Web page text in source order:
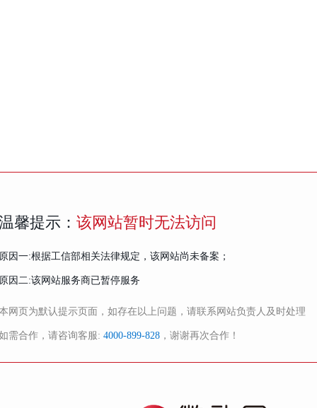
馨提示： 该网站暂时无法访问
因一:根据工信部相关法律规定，该网站尚未备案；
因二:该网站服务商已暂停服务
网页为默认提示页面，如存在以上问题，请联系网站负责人及时处理
需合作，请咨询客服: 4000-899-828 ，谢谢再次合作！